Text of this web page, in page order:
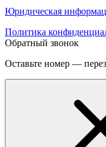
Юридическая
Политика
Обратный звонок
Оставьте номер —